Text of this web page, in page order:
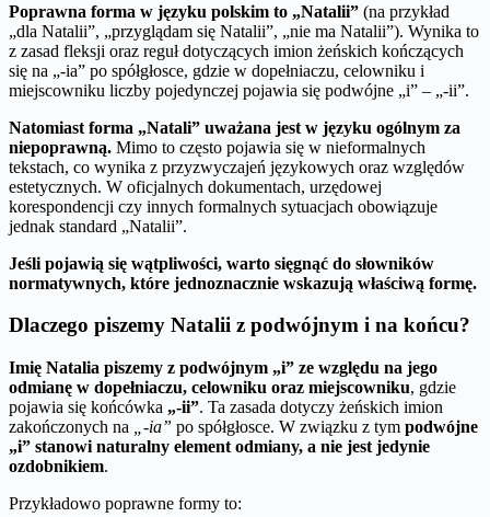
Poprawna forma w języku polskim to „Natalii” (na przykład
„dla Natalii”, „przyglądam się Natalii”, „nie ma Natalii”). Wynika to
z zasad fleksji oraz reguł dotyczących imion żeńskich kończących
się na „-ia” po spółgłosce, gdzie w dopełniaczu, celowniku i
miejscowniku liczby pojedynczej pojawia się podwójne „i” – „-ii”.
Natomiast forma „Natali” uważana jest w języku ogólnym za
niepoprawną. Mimo to często pojawia się w nieformalnych
tekstach, co wynika z przyzwyczajeń językowych oraz względów
estetycznych. W oficjalnych dokumentach, urzędowej
korespondencji czy innych formalnych sytuacjach obowiązuje
jednak standard „Natalii”.
Jeśli pojawią się wątpliwości, warto sięgnąć do słowników
normatywnych, które jednoznacznie wskazują właściwą formę.
Dlaczego piszemy Natalii z podwójnym i na końcu?
Imię Natalia piszemy z podwójnym „i” ze względu na jego
odmianę w dopełniaczu, celowniku oraz miejscowniku, gdzie
pojawia się końcówka „-ii”. Ta zasada dotyczy żeńskich imion
zakończonych na
„-ia” po spółgłosce. W związku z tym podwójne
„i” stanowi naturalny element odmiany, a nie jest jedynie
ozdobnikiem.
Przykładowo poprawne formy to: